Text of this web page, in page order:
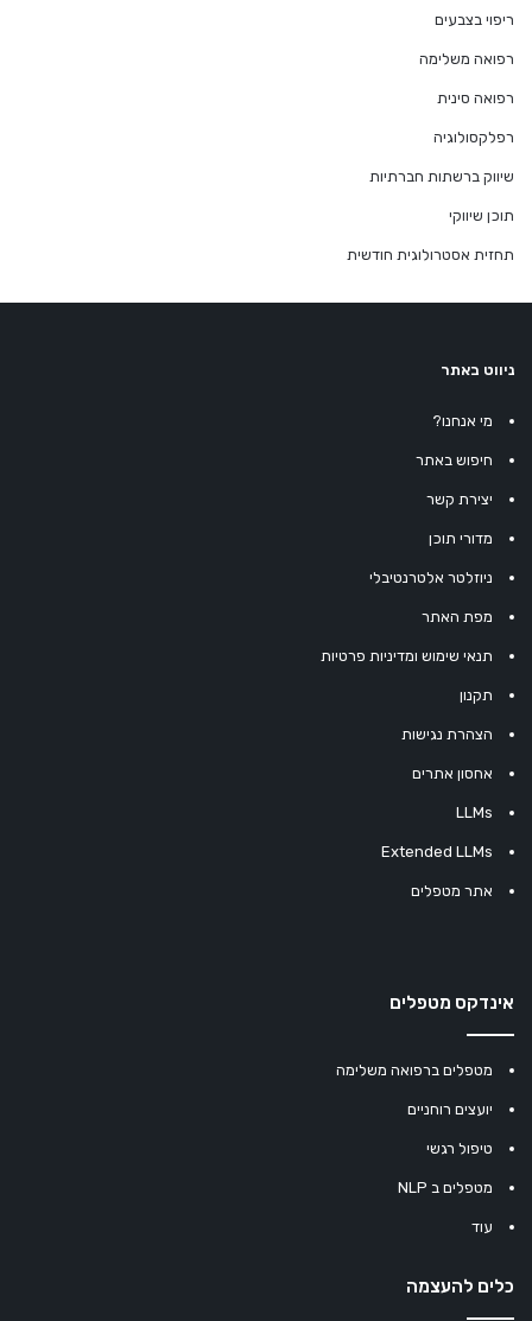
ריפוי בצבעים
רפואה משלימה
רפואה סינית
רפלקסולוגיה
שיווק ברשתות חברתיות
תוכן שיווקי
תחזית אסטרולוגית חודשית
ניווט באתר
מי אנחנו?
חיפוש באתר
יצירת קשר
מדורי תוכן
ניוזלטר אלטרנטיבלי
מפת האתר
תנאי שימוש ומדיניות פרטיות
תקנון
הצהרת נגישות
אחסון אתרים
LLMs
Extended LLMs
אתר מטפלים
אינדקס מטפלים
מטפלים ברפואה משלימה
יועצים רוחניים
טיפול רגשי
מטפלים ב NLP
עוד
כלים להעצמה